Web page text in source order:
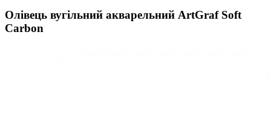
Олівець вугільний акварельний ArtGraf Soft
Carbon